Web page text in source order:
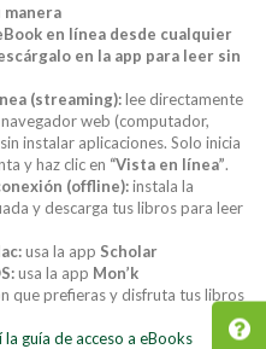
manera
en línea desde cualquier
en la app para leer sin
(streaming):lee directamente
web (computador,
instalar aplicaciones. Solo inicia
y haz clic en “Vista en línea”.
(offline):instala la
y descarga tus libros para leer
usa la app Scholar
usa la app Mon’k
que prefieras y disfruta tus libros
guía de acceso a eBooks